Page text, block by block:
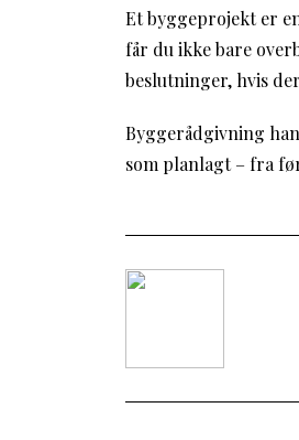
Et byggeprojekt er
får du ikke bare
beslutninger, hvis
Byggerådgivning
som planlagt – fra